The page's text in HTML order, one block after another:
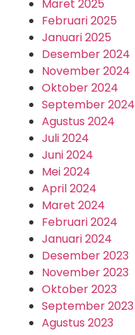
Maret 2025
Februari 2025
Januari 2025
Desember 2024
November 2024
Oktober 2024
September 2024
Agustus 2024
Juli 2024
Juni 2024
Mei 2024
April 2024
Maret 2024
Februari 2024
Januari 2024
Desember 2023
November 2023
Oktober 2023
September 2023
Agustus 2023